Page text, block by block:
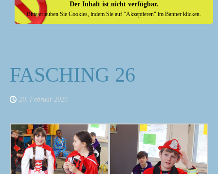
Der Inhalt ist nicht verfügbar.
Bitte erlauben Sie Cookies, indem Sie auf "Akzeptieren" im Banner klicken.
FASCHING 26
20. Februar 2026